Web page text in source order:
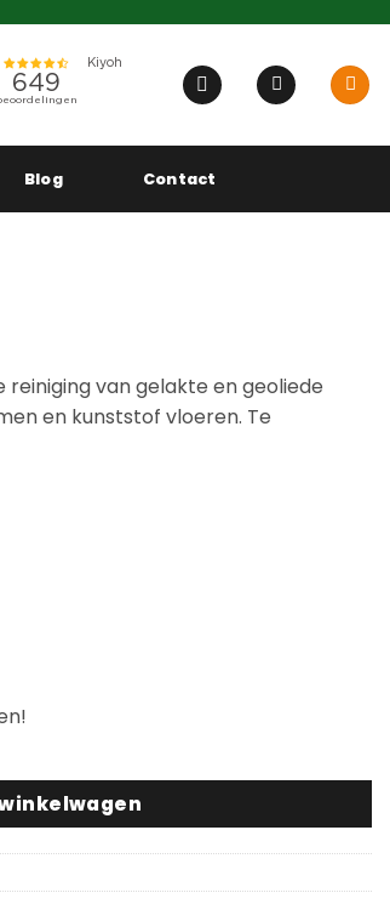
Blog Contact
van gelakte en geoliede
en kunststof vloeren. Te